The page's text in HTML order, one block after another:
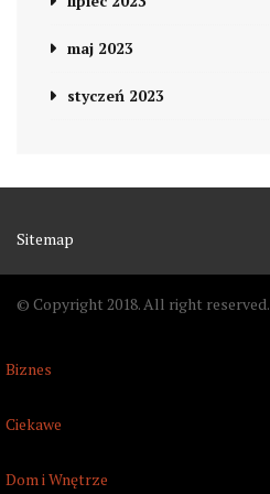
maj 2023
styczeń 2023
Sitemap
© Copyright 2018. All right reserved.
Biznes
Ciekawe
Dom i Wnętrze